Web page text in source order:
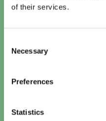
of their services.
Selection
Necessary
Preferences
Statistics
Te zien bij Cinema De Vlugt
15:10